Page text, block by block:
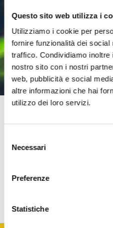
Questo sito web utilizza i
Utilizziamo i cookie per
fornire funzionalità dei
traffico. Condividiamo
nostro sito con i nostri
web, pubblicità e social
altre informazioni che hai
utilizzo dei loro servizi.
delNecessari
Preferenze
Statistiche
Lapponia Svedese
della natura lappone
voli esclusi